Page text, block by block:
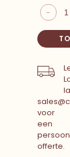
-
voor
een
offerte.